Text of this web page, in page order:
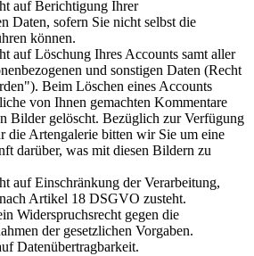
auf Berichtigung Ihrer
Daten, sofern Sie nicht selbst die
können.
auf Löschung Ihres Accounts samt aller
und sonstigen Daten (Recht
Beim Löschen eines Accounts
von Ihnen gemachten Kommentare
Bilder gelöscht. Bezüglich zur Verfügung
die Artengalerie bitten wir Sie um eine
darüber, was mit diesen Bildern zu
auf Einschränkung der Verarbeitung,
Artikel 18 DSGVO zusteht.
Widerspruchsrecht gegen die
der gesetzlichen Vorgaben.
Datenübertragbarkeit.